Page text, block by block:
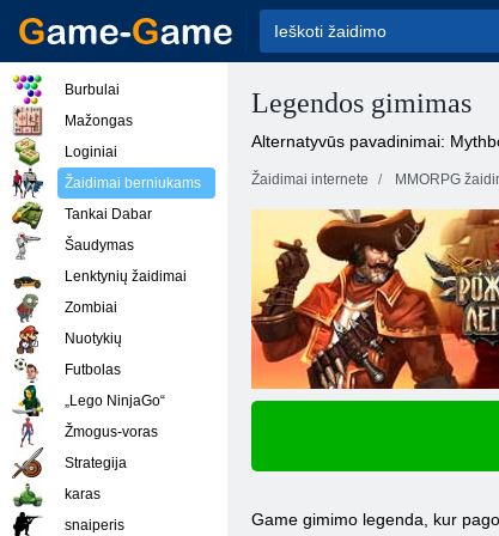
Legendos gimimas
Alternatyvūs pavadinimai:
Žaidimai internete MMORPG
Game gimimo legenda, kur
Burbulai
Mažongas
Loginiai
Žaidimai berniukams
Tankai Dabar
Šaudymas
Lenktynių žaidimai
Zombiai
Nuotykių
Futbolas
„Lego NinjaGo“
Žmogus-voras
Strategija
karas
snaiperis